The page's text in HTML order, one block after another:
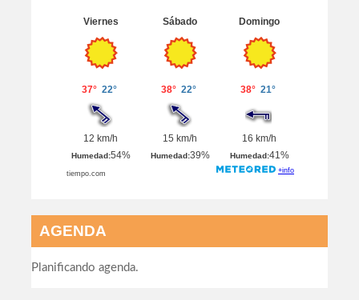
AGENDA
Planificando agenda.